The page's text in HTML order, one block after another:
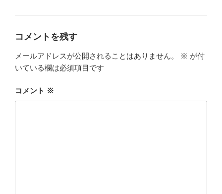
コメントを残す
メールアドレスが公開されることはありません。 ※ が付
いている欄は必須項目です
コメント ※